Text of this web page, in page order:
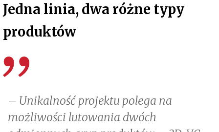
Jedna linia, dwa różne typy
produktów
– Unikalność projektu polega na
możliwości lutowania dwóch